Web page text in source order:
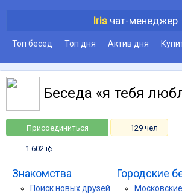
Irisчат-менеджер
Топ бесед Топ дня Актив дня
Беседа «я тебя
Присоединиться 129 чел
1 602 i¢
Знакомства
Поиск новых друзей
Городские